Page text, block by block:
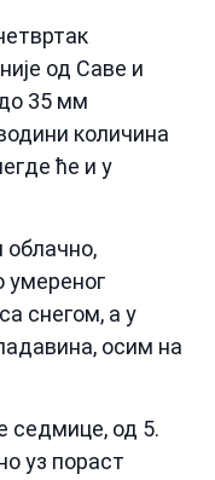
од Саве и
35 мм
количина
ће и у
облачно,
умереног
снегом, а у
осим на
седмице, од 5.
уз пораст